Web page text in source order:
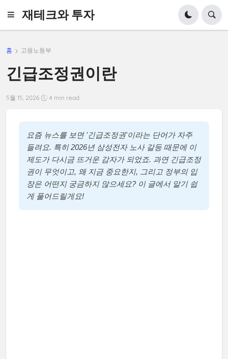
재테크와 투자
홈 고용노동부
긴급조정권이란
5월 15, 2026 4 min read
요즘 뉴스를 보면 '긴급조정권'이라는 단어가 자주
들려요. 특히 2026년 삼성전자 노사 갈등 때문에 이
제도가 다시금 뜨거운 감자가 되었죠. 과연 긴급조정
권이 무엇이고, 왜 지금 중요한지, 그리고 정부의 입
장은 어떤지 궁금하지 않으세요? 이 글에서 알기 쉽
게 풀어드릴게요!